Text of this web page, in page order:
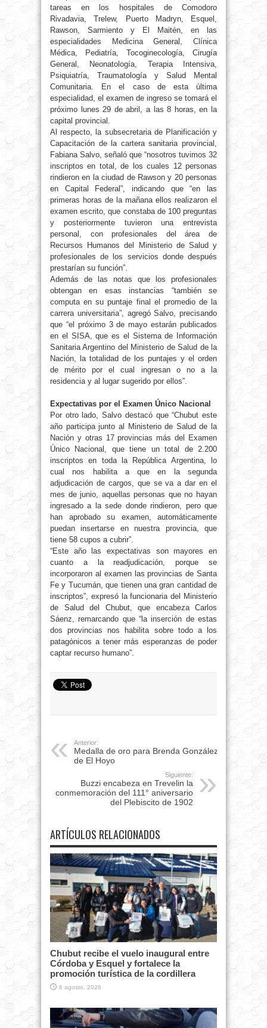
tareas en los hospitales de Comodoro
Rivadavia, Trelew, Puerto Madryn, Esquel,
Rawson, Sarmiento y El Maitén, en las
especialidades Medicina General, Clínica
Médica, Pediatría, Tocoginecología, Cirugía
General, Neonatología, Terapia Intensiva,
Psiquiatría, Traumatología y Salud Mental
Comunitaria. En el caso de esta última
especialidad, el examen de ingreso se tomará el
próximo lunes 29 de abril, a las 8 horas, en la
capital provincial.
Al respecto, la subsecretaria de Planificación y
Capacitación de la cartera sanitaria provincial,
Fabiana Salvo, señaló que “nosotros tuvimos 32
inscriptos en total, de los cuales 12 personas
rindieron en la ciudad de Rawson y 20 personas
en Capital Federal”, indicando que “en las
primeras horas de la mañana ellos realizaron el
examen escrito, que constaba de 100 preguntas
y posteriormente tuvieron una entrevista
personal, con profesionales del área de
Recursos Humanos del Ministerio de Salud y
profesionales de los servicios donde después
prestarían su función”.
Además de las notas que los profesionales
obtengan en esas instancias “también se
computa en su puntaje final el promedio de la
carrera universitaria”, agregó Salvo, precisando
que “el próximo 3 de mayo estarán publicados
en el SISA, que es el Sistema de Información
Sanitaria Argentino del Ministerio de Salud de la
Nación, la totalidad de los puntajes y el orden
de mérito por el cual ingresan o no a la
residencia y al lugar sugerido por ellos”.
Expectativas por el Examen Único Nacional
Por otro lado, Salvo destacó que “Chubut este
año participa junto al Ministerio de Salud de la
Nación y otras 17 provincias más del Examen
Único Nacional, que tiene un total de 2.200
inscriptos en toda
la República Argentina, lo
cual nos habilita a que en la segunda
adjudicación de cargos, que se va a dar en el
mes de junio, aquellas personas que no hayan
ingresado a la sede donde rindieron, pero que
han aprobado su examen, automáticamente
puedan insertarse en nuestra provincia, que
tiene 58 cupos a cubrir”.
“Este año las expectativas son mayores en
cuanto a la readjudicación, porque se
incorporaron al examen las provincias de Santa
Fe y Tucumán, que tienen una gran cantidad de
inscriptos”, expresó la funcionaria del Ministerio
de Salud del Chubut, que encabeza Carlos
Sáenz, remarcando que “la inserción de estas
dos provincias nos habilita sobre todo a los
patagónicos a tener más esperanzas de poder
captar recurso humano”.
Anterior:
Medalla de oro para Brenda González
de El Hoyo
Siguiente:
Buzzi encabeza en Trevelin la
conmemoración del 111° aniversario
del Plebiscito de 1902
ARTÍCULOS RELACIONADOS
Chubut recibe el vuelo inaugural entre
Córdoba y Esquel y fortalece la
promoción turística de la cordillera
6 agosto, 2026